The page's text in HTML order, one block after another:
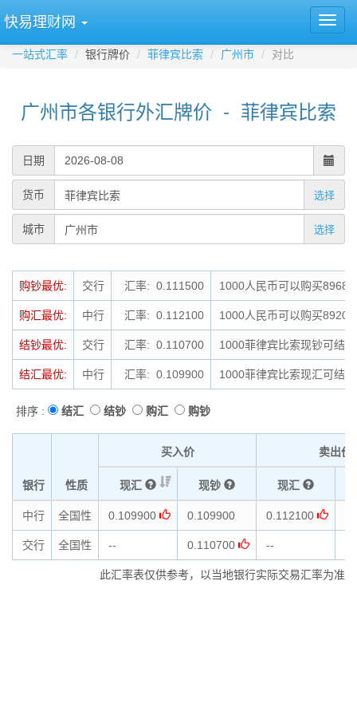
快易理财网
一站式汇率 银行牌价 菲律宾比索 广州市 对比
广州市各银行外汇牌价 - 菲律宾比索
日期
货币 选择
城市 选择
购钞最优: 交行 汇率: 0.111500 1000人民币可以购买
购汇最优: 中行 汇率: 0.112100 1000人民币可以购买
结钞最优: 交行 汇率: 0.110700 1000菲律宾比索现钞可结
结汇最优: 中行 汇率: 0.109900 1000菲律宾比索现汇可结
排序 : 结汇 结钞 购汇 购钞
银行 性质
买入价 卖出价
现汇 现钞 现汇
中行 全国性 0.109900 0.109900 0.112100
交行 全国性 -- 0.110700 --
此汇率表仅供参考，以当地银行实际交易汇率为准